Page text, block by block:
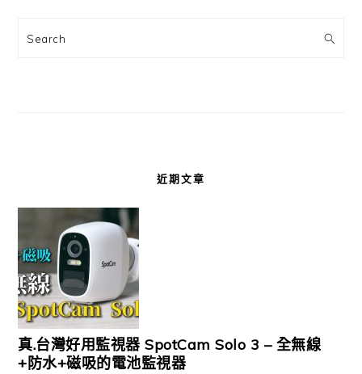
Search
近期文章
真.台灣好用監視器 SpotCam Solo 3 – 全無線
+防水+磁吸的電池監視器